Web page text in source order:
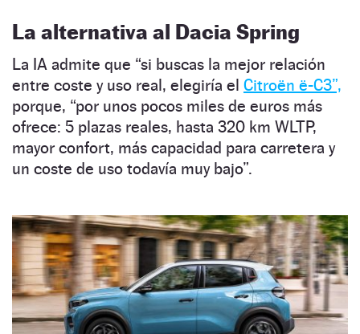
La alternativa al Dacia Spring
La IA admite que “si buscas la mejor relación
entre coste y uso real, elegiría el Citroën ë-C3”,
porque, “por unos pocos miles de euros más
ofrece: 5 plazas reales, hasta 320 km WLTP,
mayor confort, más capacidad para carretera y
un coste de uso todavía muy bajo”.